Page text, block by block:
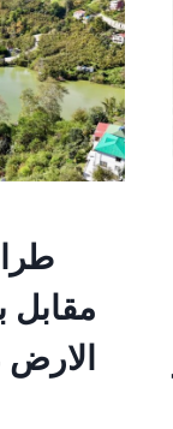
مقابل
الارض 1.394 متر مربع